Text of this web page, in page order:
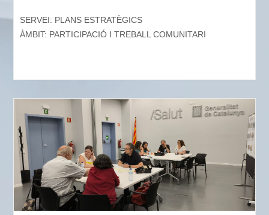
SERVEI: PLANS ESTRATÈGICS
ÀMBIT: PARTICIPACIÓ I TREBALL COMUNITARI